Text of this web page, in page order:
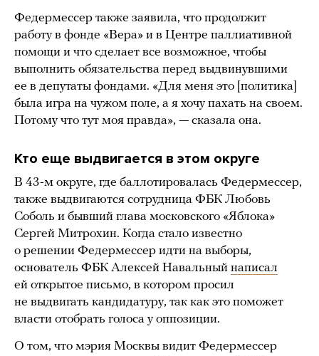
Федермессер также заявила, что продолжит
работу в фонде «Вера» и в Центре паллиативной
помощи и что сделает все возможное, чтобы
выполнить обязательства перед выдвинувшими
ее в депутаты фондами. «Для меня это [политика]
была игра на чужом поле, а я хочу пахать на своем.
Потому что тут моя правда», — сказала она.
Кто еще выдвигается в этом округе
В 43-м округе, где баллотировалась Федермессер,
также выдвигаются сотрудница ФБК Любовь
Соболь и бывший глава московского «Яблока»
Сергей Митрохин. Когда стало известно
о решении Федермессер идти на выборы,
основатель ФБК Алексей Навальный написал
ей открытое письмо, в котором просил
не выдвигать кандидатуру, так как это поможет
власти отобрать голоса у оппозиции.
О том, что мэрия Москвы видит Федермессер